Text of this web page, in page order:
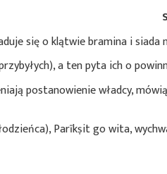
się o klątwie bramina i siada
a ten pyta ich o
postanowienie władcy,
Parīkṣit go wita,